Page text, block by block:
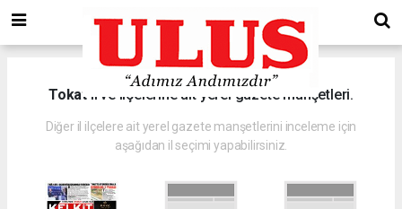
Tokatil ve ilçelerine ait yerel gazete manşetleri.
Diğer il ilçelere ait yerel gazete manşetlerini inceleme için
aşağıdan il seçimi yapabilirsiniz.